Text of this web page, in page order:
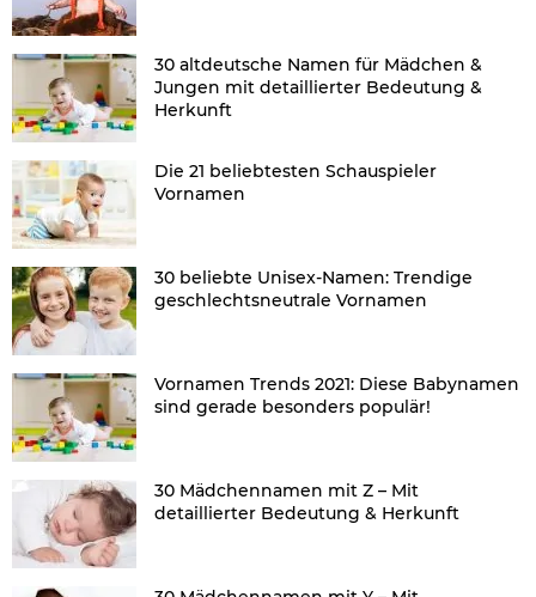
30 altdeutsche Namen für Mädchen &
Jungen mit detaillierter Bedeutung &
Herkunft
Die 21 beliebtesten Schauspieler
Vornamen
30 beliebte Unisex-Namen: Trendige
geschlechtsneutrale Vornamen
Vornamen Trends 2021: Diese Babynamen
sind gerade besonders populär!
30 Mädchennamen mit Z – Mit
detaillierter Bedeutung & Herkunft